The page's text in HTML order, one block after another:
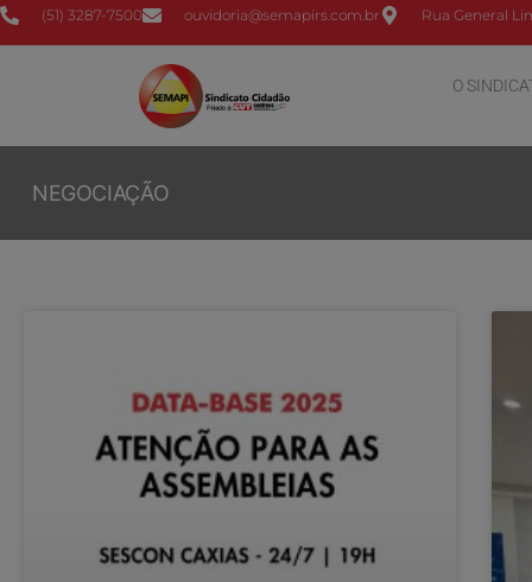
(51) 3287-7500 ouvidoria@semapirs.com.br Rua General
O
NEGOCIAÇÃO